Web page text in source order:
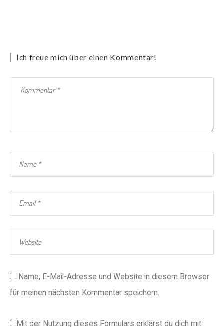
Ich freue mich über einen Kommentar!
Name, E-Mail-Adresse und Website in diesem Browser
für meinen nächsten Kommentar speichern.
Mit der Nutzung dieses Formulars erklärst du dich mit